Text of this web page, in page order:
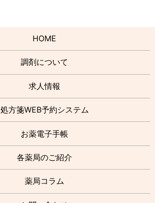
HOME
調剤について
求人情報
処方箋WEB予約システム
お薬電子手帳
各薬局のご紹介
薬局コラム